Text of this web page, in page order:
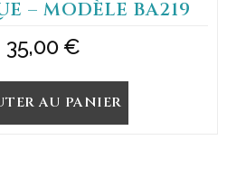
– MODÈLE BA219
35,00€
AU PANIER